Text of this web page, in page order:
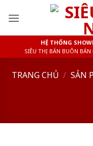
HỆ THỐNG
SIÊU THỊ BÁN BUÔN
TRANG CHỦ / SẢN